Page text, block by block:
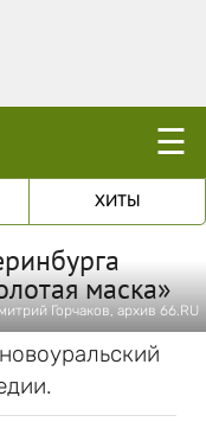
☰
ХИТЫ
маска»
Горчаков, архив 66.RU